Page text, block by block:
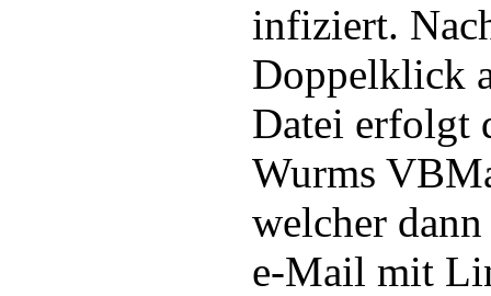
infiziert.
Doppelklick
Datei erfolgt
Wurms
welcher
e-Mail mit